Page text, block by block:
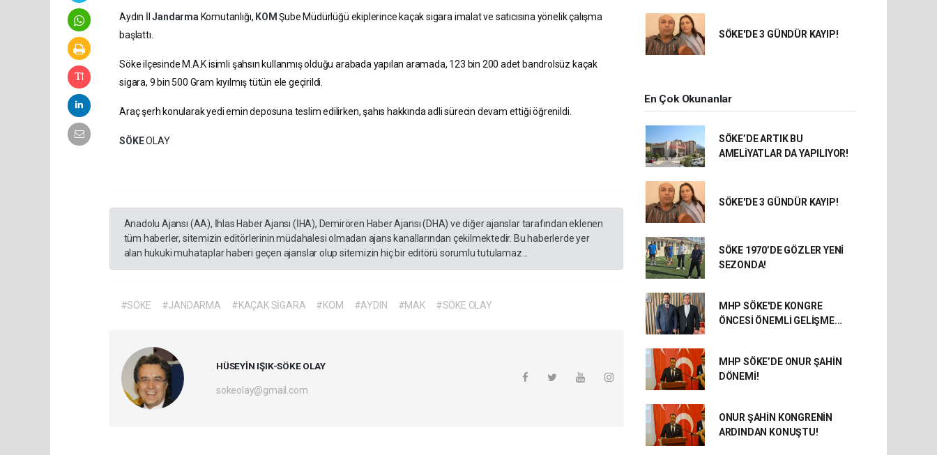
Aydın İlJandarma Komutanlığı, KOMŞube Müdürlüğü ekiplerince kaçak sigara imalat ve satıcısına yönelik çalışma
başlattı.
Söke ilçesinde M.A.K isimli şahsın kullanmış olduğu arabada yapılan aramada, 123 bin 200 adet bandrolsüz kaçak
sigara, 9 bin 500 Gram kıyılmış tütün ele geçirildi.
Araç şerh konularak yedi emin deposuna teslim edilirken, şahıs hakkında adli sürecin devam ettiği öğrenildi.
SÖKEOLAY
Anadolu Ajansı (AA), İhlas Haber Ajansı (İHA), Demirören Haber Ajansı (DHA) ve diğer ajanslar tarafından eklenen
tüm haberler, sitemizin editörlerinin müdahalesi olmadan ajans kanallarından çekilmektedir. Bu haberlerde yer
alan hukuki muhataplar haberi geçen ajanslar olup sitemizin hiç bir editörü sorumlu tutulamaz...
#SÖKE #JANDARMA #KAÇAK SİGARA #KOM #AYDIN #MAK #SÖKE OLAY
HÜSEYİN IŞIK-SÖKE OLAY
sokeolay@gmail.com
SÖKE'DE 3 GÜNDÜR KAYIP!
En Çok Okunanlar
SÖKE’DE ARTIK BU
AMELİYATLAR DA YAPILIYOR!
SÖKE'DE 3 GÜNDÜR KAYIP!
SÖKE 1970’DE GÖZLER YENİ
SEZONDA!
MHP SÖKE'DE KONGRE
ÖNCESİ ÖNEMLİ GELİŞME...
MHP SÖKE’DE ONUR ŞAHİN
DÖNEMİ!
ONUR ŞAHİN KONGRENİN
ARDINDAN KONUŞTU!